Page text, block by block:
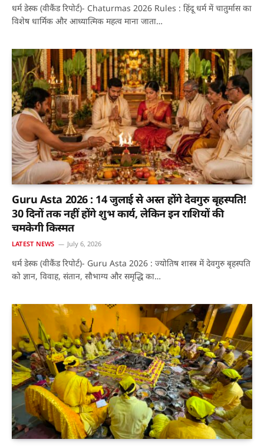
धर्म डेस्क (वीकैंड रिपोर्ट)- Chaturmas 2026 Rules : हिंदू धर्म में चातुर्मास का
विशेष धार्मिक और आध्यात्मिक महत्व माना जाता…
Guru Asta 2026 : 14 जुलाई से अस्त होंगे देवगुरु बृहस्पति!
30 दिनों तक नहीं होंगे शुभ कार्य, लेकिन इन राशियों की
चमकेगी किस्मत
LATEST NEWS July 6, 2026
धर्म डेस्क (वीकैंड रिपोर्ट)- Guru Asta 2026 : ज्योतिष शास्त्र में देवगुरु बृहस्पति
को ज्ञान, विवाह, संतान, सौभाग्य और समृद्धि का…